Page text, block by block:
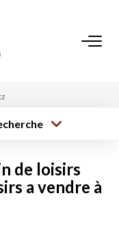
Budget max
de loisirs
a vendre à